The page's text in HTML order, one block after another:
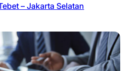
– Jakarta Selatan